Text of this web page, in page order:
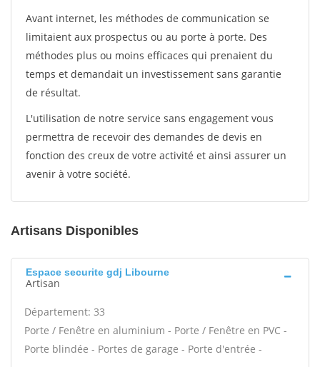
Avant internet, les méthodes de communication se
limitaient aux prospectus ou au porte à porte. Des
méthodes plus ou moins efficaces qui prenaient du
temps et demandait un investissement sans garantie
de résultat.
L'utilisation de notre service sans engagement vous
permettra de recevoir des demandes de devis en
fonction des creux de votre activité et ainsi assurer un
avenir à votre société.
Artisans Disponibles
Espace securite gdj Libourne
Artisan
Département: 33
Porte / Fenêtre en aluminium - Porte / Fenêtre en PVC -
Porte blindée - Portes de garage - Porte d'entrée -